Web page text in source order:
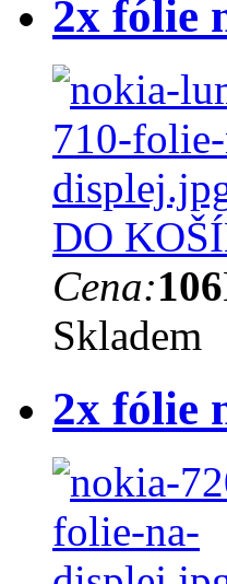
2x fólie
DO
Cena:106
Skladem
2x fólie